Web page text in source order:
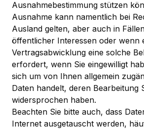
Ausnahmebestimmung stützen
Ausnahme kann namentlich bei
Ausland gelten, aber auch in
öffentlicher Interessen oder wenn
Vertragsabwicklung eine solche
erfordert, wenn Sie eingewilligt
sich um von Ihnen allgemein
Daten handelt, deren Bearbeitung
widersprochen haben.
Beachten Sie bitte auch, dass
Internet ausgetauscht werden,